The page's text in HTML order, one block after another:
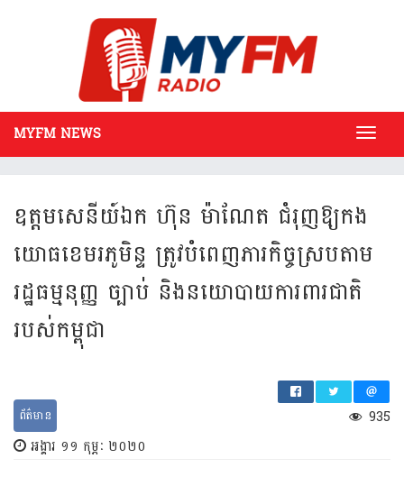
MYFM NEWS
ឧត្តម​សេនីយ៍ឯក ហ៊ុន ម៉ាណែត ជំរុញ​ឱ្យ​កង​
យោធ​ខេម​រភូមិន្ទ ត្រូវបំពេញភារកិច្ចស្រប​តាម​
រដ្ឋធម្មនុញ្ញ ច្បាប់ និង​នយោ​បាយ​ការពារជាតិ​
របស់​កម្ពុជា​
935
ព័ត៌មាន
អង្គារ ១១ កុម្ភៈ ២០២០